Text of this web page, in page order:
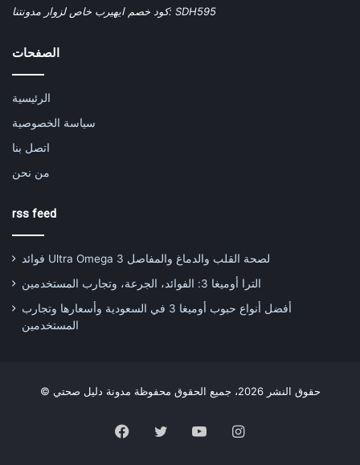
كود خصم ايهيرب خاص لزوار مدونتنا: SDH595
الصفحات
الرئيسية
سياسة الخصوصية
اتصل بنا
من نحن
rss feed
فوائد Ultra Omega 3 لصحة القلب والدماغ والمفاصل
الترا أوميغا 3: الفوائد، الجرعة، وتجارب المستخدمين
أفضل أنواع حبوب أوميغا 3 في السعودية وأسعارها وتجارب
المستخدمين
© حقوق النشر 2026، جميع الحقوق محفوظة مدونة دليل صحتي
Facebook
TwitterYouTubeInstagram